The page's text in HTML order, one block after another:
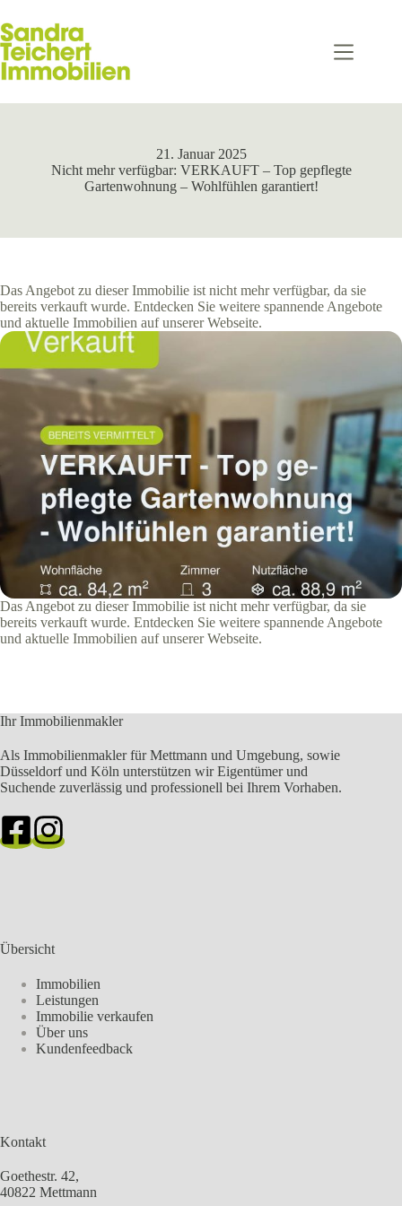
Inhalt
springen
21. Januar 2025
Nicht mehr verfügbar: VERKAUFT – Top gepflegte
Gartenwohnung – Wohlfühlen garantiert!
Das Angebot zu dieser Immobilie ist nicht mehr verfügbar, da sie
bereits verkauft wurde. Entdecken Sie weitere spannende Angebote
und aktuelle Immobilien auf unserer Webseite.
Das Angebot zu dieser Immobilie ist nicht mehr verfügbar, da sie
bereits verkauft wurde. Entdecken Sie weitere spannende Angebote
und aktuelle Immobilien auf unserer Webseite.
Ihr Immobilienmakler
Als Immobilienmakler für Mettmann und Umgebung, sowie
Düsseldorf und Köln unterstützen wir Eigentümer und
Suchende zuverlässig und professionell bei Ihrem Vorhaben.
Übersicht
Immobilien
Leistungen
Immobilie verkaufen
Über uns
Kundenfeedback
Kontakt
Goethestr. 42,
40822 Mettmann